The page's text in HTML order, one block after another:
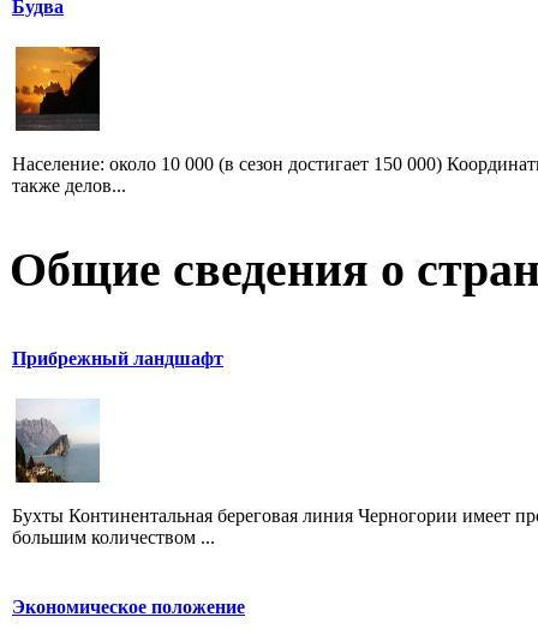
Будва
Население: около 10 000 (в сезон достигает 150 000)
также делов...
Общие сведения о
Прибрежный ландшафт
Бухты Континентальная береговая линия Черногории имеет
большим количеством ...
Экономическое положение